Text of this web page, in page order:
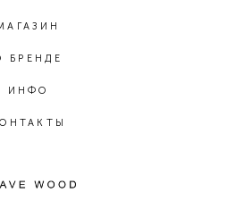
БРЕНДЕ
ИНФО